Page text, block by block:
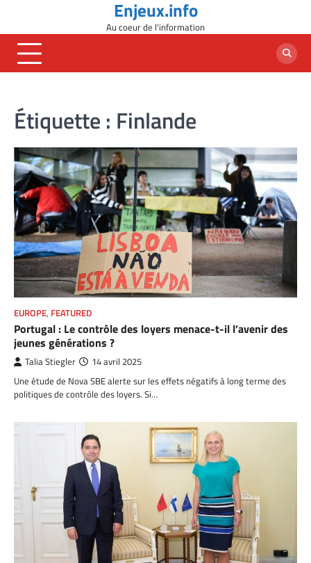
content
Enjeux.info
Au coeur de l'information
Étiquette : Finlande
EUROPE, FEATURED
Portugal : Le contrôle des loyers menace-t-il l’avenir des
jeunes générations ?
Talia Stiegler 14 avril 2025
Une étude de Nova SBE alerte sur les effets négatifs à long terme des
politiques de contrôle des loyers. Si…